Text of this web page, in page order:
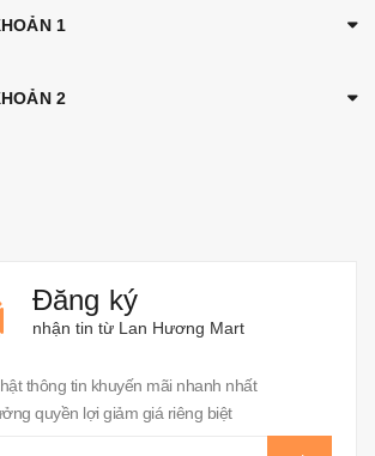
1
2
Đăng ký
nhận tin từ Lan Hương Mart
thông tin khuyến mãi nhanh nhất
quyền lợi giảm giá riêng biệt